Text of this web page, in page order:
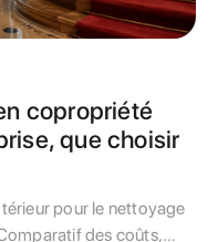
copropriété
que choisir
pour le nettoyage
des coûts,